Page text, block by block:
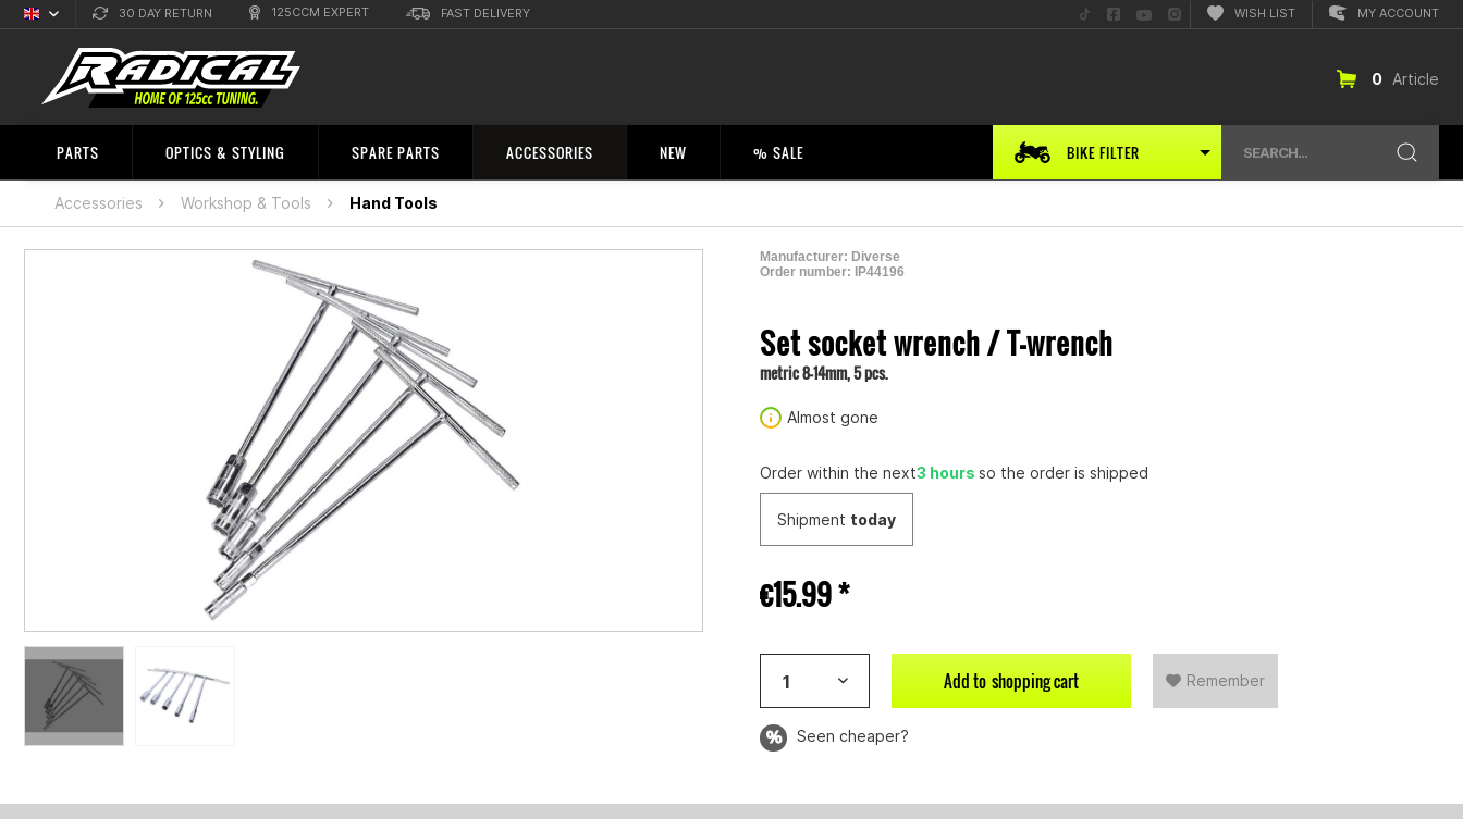
English
Sprachauswahl
30 DAY RETURN 125CCM EXPERT FAST DELIVERY
Folge
uns
Folge
uns
Folge
uns
Folge
uns
WISH LIST MY ACCOUNT
0 Article
PARTS OPTICS & STYLING SPARE PARTS ACCESSORIES NEW % SALE BIKE FILTER SEARCH...
Accessories Workshop & Tools Hand Tools
Manufacturer: Diverse
Order number:
IP44196
Set socket wrench / T-wrench
metric 8-14mm, 5 pcs.
Almost gone
Order within the next3 hours so the order is shipped
Shipment today
€15.99 *
Add to shopping cart Remember
Seen cheaper?